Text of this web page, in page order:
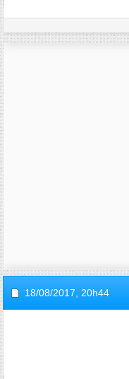
18/08/2017, 20h44